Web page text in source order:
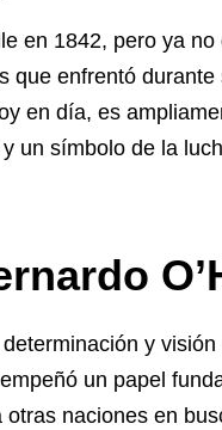
en 1842, pero ya no
que enfrentó
en día, es
un símbolo de la
y
un papel
naciones en